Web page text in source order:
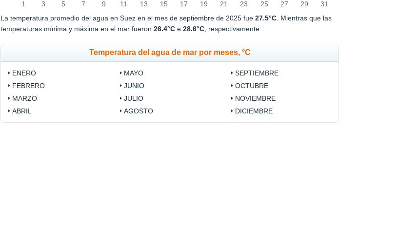
1 3 5 7 9 11 13 15 17 19 21 23 25 27 29 31
La temperatura promedio del agua en Suez en el mes de septiembre de 2025 fue27.5°C. Mientras que las
temperaturas mínima y máxima en el mar fueron26.4°C e28.6°C, respectivamente.
Temperatura del agua de mar por meses, °C
ENERO
FEBRERO
MARZO
ABRIL
MAYO
JUNIO
JULIO
AGOSTO
SEPTIEMBRE
OCTUBRE
NOVIEMBRE
DICIEMBRE